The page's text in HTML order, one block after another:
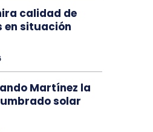
calidad de
en situación
Martínez la
solar